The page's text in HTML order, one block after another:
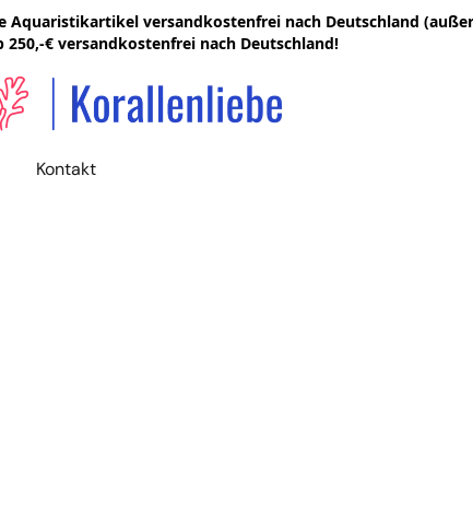
Aquaristikartikel versandkostenfrei nach Deutschland
250,-€ versandkostenfrei nach Deutschland!
Kontakt